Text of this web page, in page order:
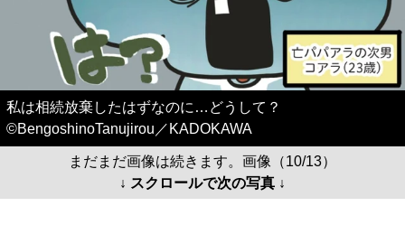
私は相続放棄したはずなのに…どうして？
©BengoshinoTanujirou／KADOKAWA
まだまだ画像は続きます。画像（10/13）
↓ スクロールで次の写真 ↓